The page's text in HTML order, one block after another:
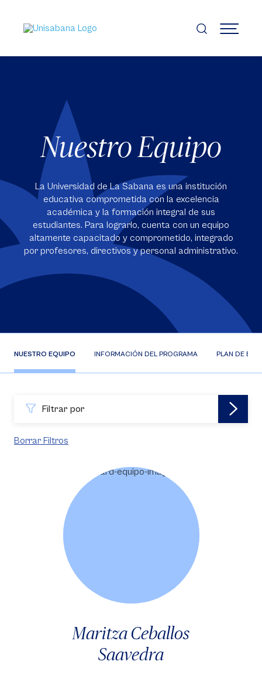
contenido
principal
MENÚ
Nuestro Equipo
La Universidad de La Sabana es una institución
educativa comprometida con la excelencia
académica y la formación integral de sus
estudiantes. Para lograrlo, cuenta con un equipo
altamente capacitado y comprometido, integrado
por profesores, directivos y personal administrativo.
NUESTRO EQUIPO INFORMACIÓN DEL PROGRAMA PLAN DE
Filtrar por
Borrar Filtros
Maritza Ceballos
Saavedra